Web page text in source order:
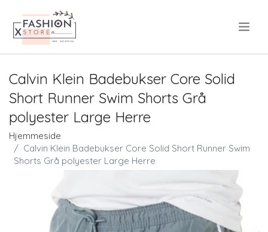
Calvin Klein Badebukser Core Solid
Short Runner Swim Shorts Grå
polyester Large Herre
Hjemmeside
Calvin Klein Badebukser Core Solid Short Runner Swim
Shorts Grå polyester Large Herre